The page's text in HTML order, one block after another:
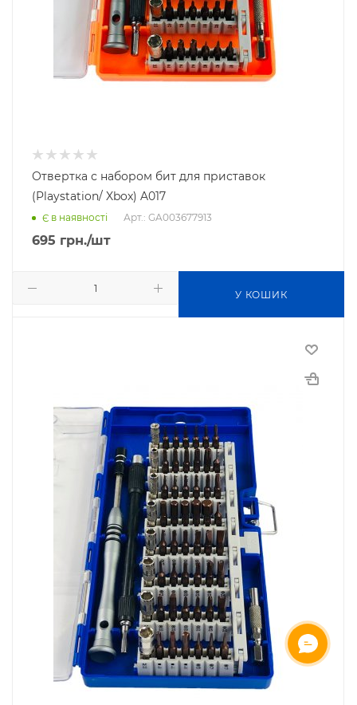
Отвертка с набором бит для приставок
(Playstation/ Xbox) A017
Є в наявності Арт.: GA003677913
695 грн./шт
У КОШИК
ОНЛАЙН ЧАТ